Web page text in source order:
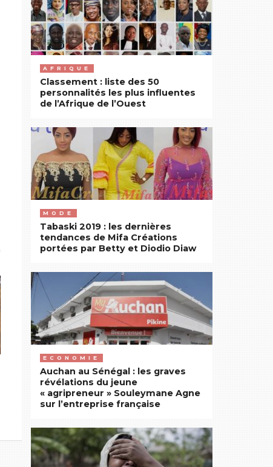
AFRIQUE
Classement : liste des 50
personnalités les plus influentes
de l’Afrique de l’Ouest
MODE
Tabaski 2019 : les dernières
tendances de Mifa Créations
portées par Betty et Diodio Diaw
ECONOMIE
Auchan au Sénégal : les graves
révélations du jeune
« agripreneur » Souleymane Agne
sur l’entreprise française